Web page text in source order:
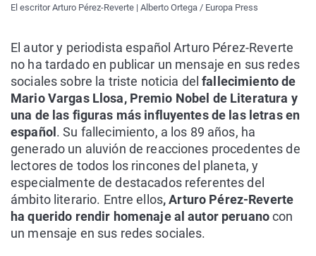
El escritor Arturo Pérez-Reverte | Alberto Ortega / Europa Press
El autor y periodista español Arturo Pérez-Reverte
no ha tardado en publicar un mensaje en sus redes
sociales sobre la triste noticia del fallecimiento de
Mario Vargas Llosa, Premio Nobel de Literatura y
una de las figuras más influyentes de las letras en
español . Su fallecimiento, a los 89 años, ha
generado un aluvión de reacciones procedentes de
lectores de todos los rincones del planeta, y
especialmente de destacados referentes del
ámbito literario. Entre ellos, Arturo Pérez-Reverte
ha querido rendir homenaje al autor peruanocon
un mensaje en sus redes sociales.